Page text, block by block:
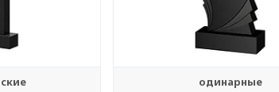
одинарные